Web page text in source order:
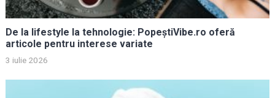
De la lifestyle la tehnologie: PopeștiVibe.ro oferă
articole pentru interese variate
3 iulie 2026